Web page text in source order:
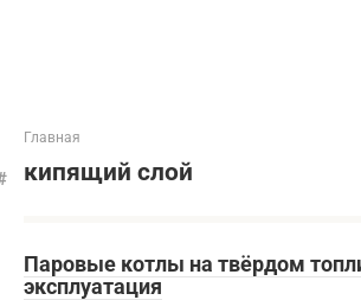
Главная
кипящий слой
Паровые котлы на твёрдом
эксплуатация